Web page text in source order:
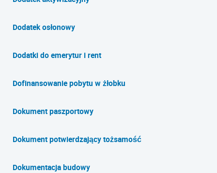
Dodatek osłonowy
Dodatki do emerytur i rent
Dofinansowanie pobytu w żłobku
Dokument paszportowy
Dokument potwierdzający tożsamość
Dokumentacja budowy